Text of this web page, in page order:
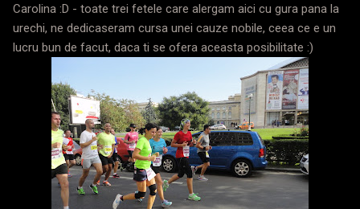
Carolina :D - toate trei fetele care alergam aici cu gura pana la
urechi, ne dedicaseram cursa unei cauze nobile, ceea ce e un
lucru bun de facut, daca ti se ofera aceasta posibilitate :)